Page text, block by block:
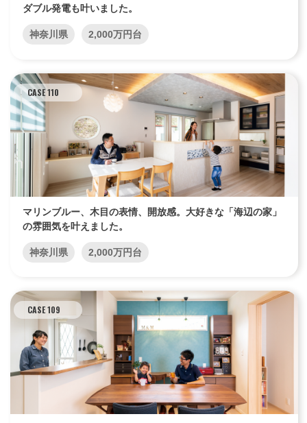
ダブル発電も叶いました。
神奈川県 2,000万円台
CASE 110
マリンブルー、木目の表情、開放感。大好きな「海辺の家」
の雰囲気を叶えました。
神奈川県 2,000万円台
CASE 109